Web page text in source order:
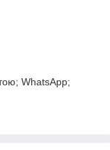
WhatsApp;